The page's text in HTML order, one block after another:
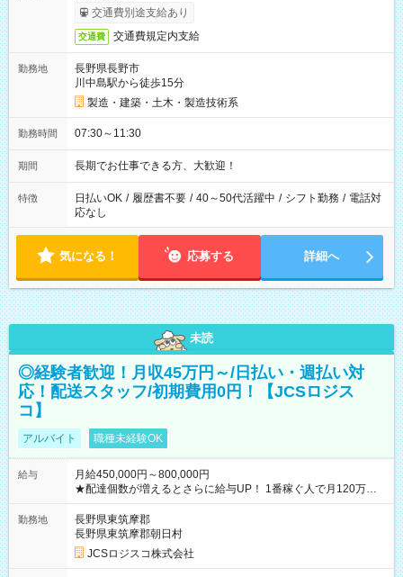
交通費別途支給あり
交通費 交通費規定内支給
勤務地
長野県長野市
川中島駅から徒歩15分
製造・建築・土木・製造技術系
勤務時間 07:30～11:30
期間 長期でお仕事できる方、大歓迎！
特徴 日払いOK / 履歴書不要 / 40～50代活躍中 / シフト勤務 / 電話対
応なし
気になる！ 応募する 詳細へ
未読
◎経験者歓迎！月収45万円～/日払い・週払い対
応！配送スタッフ/初期費用0円！【JCSロジス
コ】
アルバイト 職種未経験OK
給与
月給450,000円～800,000円
★配達個数が増えるとさらに給与UP！ 1番稼ぐ人で月120万ほ
ど！ ・主要都市エリア 月収55万円／週5日稼働 月収65万~112
万円／週6日稼働 ・地方郊外エリア 月収40万円／週5日稼働 月
収40万円~50万円／週6日稼働 ＜モデルイメージ＞ ■月収50万
円 (27歳男性/江東区在住)※元建築関係 1日150個配達×25日勤務
(日休み) ■月収80万円(43歳男性/墨田区在住)※元営業 1日200個
勤務地
長野県東筑摩郡
長野県東筑摩郡朝日村
JCSロジスコ株式会社